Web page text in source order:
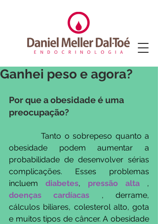
Ganhei peso e agora?
Por que a obesidade é uma
preocupação?
obesidade podem aumentar a
probabilidade de desenvolver sérias
complicações. Esses problemas
incluem diabetes, pressão alta
doenças cardíacas , derrame,
cálculos biliares, colesterol alto, gota
e muitos tipos de câncer. A obesidade